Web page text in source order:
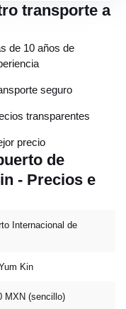
transporte a
de 10 años de
seguro
transparentes
precio
de
- Precios e
Internacional de
Kin
MXN (sencillo)